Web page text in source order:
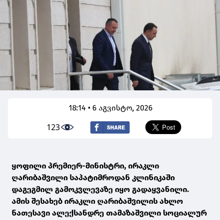
18:14 • 6 აგვისტო, 2026
123
ყოფილი პრემიერ-მინისტრი, ირაკლი
ღარიბაშვილი საპატიმროდან კლინიკაში
დაგეგმილ გამოკვლევაზე იყო გადაყვანილი.
ამის შესახებ ირაკლი ღარიბაშვილის ახლო
ნათესავი ალექსანდრე თამაზაშვილი სოციალურ